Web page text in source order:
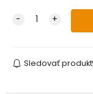
Sledovať produkt